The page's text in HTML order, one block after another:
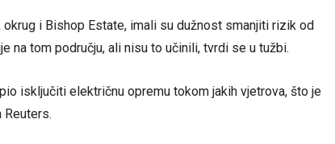
i Bishop Estate, imali su dužnost smanjiti rizik od
na tom području, ali nisu to učinili, tvrdi se u tužbi.
isključiti električnu opremu tokom jakih vjetrova, što je
Reuters.